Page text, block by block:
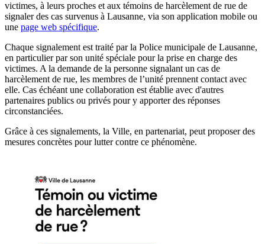
victimes, à leurs proches et aux témoins de harcèlement de rue de
signaler des cas survenus à Lausanne, via son application mobile ou
une page web spécifique.
Chaque signalement est traité par la Police municipale de Lausanne,
en particulier par son unité spéciale pour la prise en charge des
victimes. A la demande de la personne signalant un cas de
harcèlement de rue, les membres de l’unité prennent contact avec
elle. Cas échéant une collaboration est établie avec d'autres
partenaires publics ou privés pour y apporter des réponses
circonstanciées.
Grâce à ces signalements, la Ville, en partenariat, peut proposer des
mesures concrètes pour lutter contre ce phénomène.